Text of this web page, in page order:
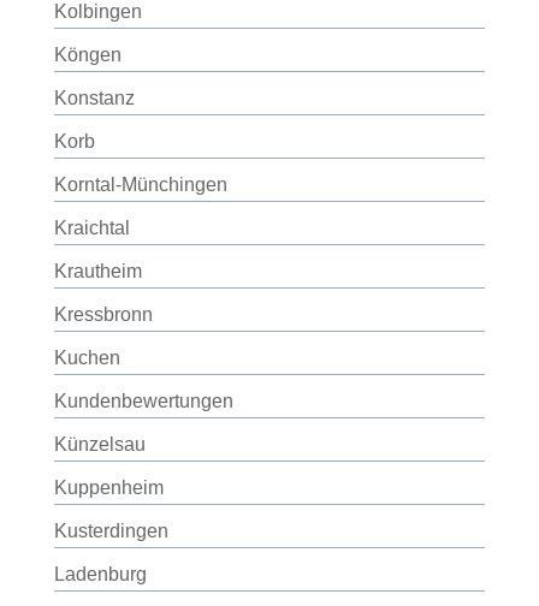
Kolbingen
Köngen
Konstanz
Korb
Korntal-Münchingen
Kraichtal
Krautheim
Kressbronn
Kuchen
Kundenbewertungen
Künzelsau
Kuppenheim
Kusterdingen
Ladenburg